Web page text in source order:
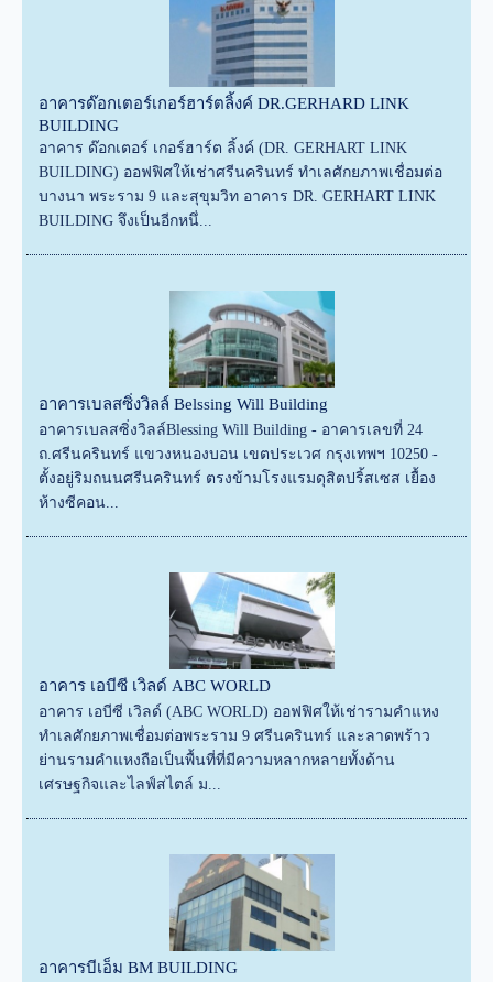
อาคารด๊อกเตอร์เกอร์ฮาร์ตลิ้งค์ DR.GERHARD LINK
BUILDING
อาคาร ด๊อกเตอร์ เกอร์ฮาร์ต ลิ้งค์ (DR. GERHART LINK
BUILDING) ออฟฟิศให้เช่าศรีนครินทร์ ทำเลศักยภาพเชื่อมต่อ
บางนา พระราม 9 และสุขุมวิท อาคาร DR. GERHART LINK
BUILDING จึงเป็นอีกหนึ่...
อาคารเบลสซิ่งวิลล์ Belssing Will Building
อาคารเบลสซิ่งวิลล์Blessing Will Building - อาคารเลขที่ 24
ถ.ศรีนครินทร์ แขวงหนองบอน เขตประเวศ กรุงเทพฯ 10250 -
ตั้งอยู่ริมถนนศรีนครินทร์ ตรงข้ามโรงแรมดุสิตปริ้สเซส เยื้อง
ห้างซีคอน...
อาคาร เอบีซี เวิลด์ ABC WORLD
อาคาร เอบีซี เวิลด์ (ABC WORLD) ออฟฟิศให้เช่ารามคำแหง
ทำเลศักยภาพเชื่อมต่อพระราม 9 ศรีนครินทร์ และลาดพร้าว
ย่านรามคำแหงถือเป็นพื้นที่ที่มีความหลากหลายทั้งด้าน
เศรษฐกิจและไลฟ์สไตล์ ม...
อาคารบีเอ็ม BM BUILDING